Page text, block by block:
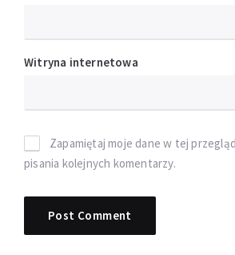
Witryna internetowa
Zapamiętaj moje dane w tej
pisania kolejnych komentarzy.